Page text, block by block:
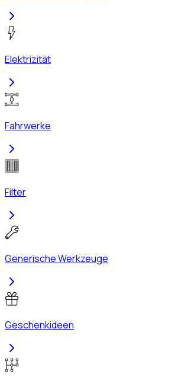
Elektrizität
Fahrwerke
Filter
Generische Werkzeuge
Geschenkideen